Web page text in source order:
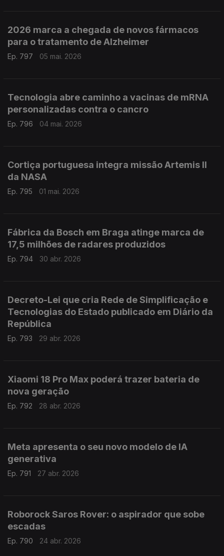
2026 marca a chegada de novos fármacos
para o tratamento de Alzheimer
Ep. 797 05 mai. 2026
Tecnologia abre caminho a vacinas de mRNA
personalizadas contra o cancro
Ep. 796 04 mai. 2026
Cortiça portuguesa integra missão Artemis II
da NASA
Ep. 795 01 mai. 2026
Fábrica da Bosch em Braga atinge marca de
17,5 milhões de radares produzidos
Ep. 794 30 abr. 2026
Decreto-Lei que cria Rede de Simplificação e
Tecnologias do Estado publicado em Diário da
República
Ep. 793 29 abr. 2026
Xiaomi 18 Pro Max poderá trazer bateria de
nova geração
Ep. 792 28 abr. 2026
Meta apresenta o seu novo modelo de IA
generativa
Ep. 791 27 abr. 2026
Roborock Saros Rover: o aspirador que sobe
escadas
Ep. 790 24 abr. 2026